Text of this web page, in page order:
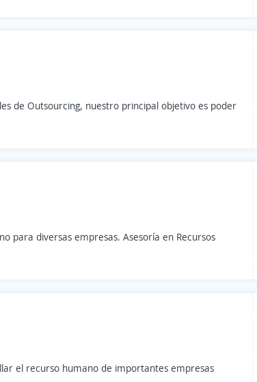
de Outsourcing, nuestro principal objetivo es poder
para diversas empresas. Asesoría en Recursos
el recurso humano de importantes empresas